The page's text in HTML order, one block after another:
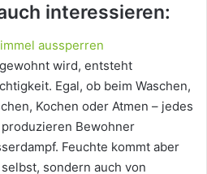
interessieren:
aussperren
wird, entsteht
Egal, ob beim Waschen,
Kochen oder Atmen – jedes
produzieren Bewohner
Feuchte kommt aber
sondern auch von